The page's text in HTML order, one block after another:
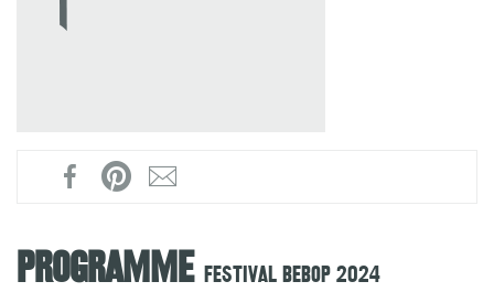
Programme Festival Bebop 2024